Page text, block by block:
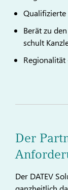
Qualifizierte
Berät zu
schult
Der
Der DATEV